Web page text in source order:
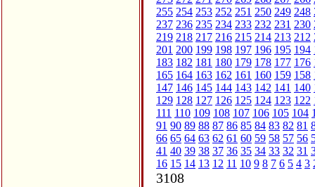
255 254 253 252 251 250 249 248
237 236 235 234 233 232 231 230
219 218 217 216 215 214 213 212
201 200 199 198 197 196 195 194
183 182 181 180 179 178 177 176
165 164 163 162 161 160 159 158
147 146 145 144 143 142 141 140
129 128 127 126 125 124 123 122
111 110 109 108 107 106 105 104
91 90 89 88 87 86 85 84 83 82 81
66 65 64 63 62 61 60 59 58 57 56
41 40 39 38 37 36 35 34 33 32 31
16 15 14 13 12 11 10 9 8 7 6 5 4 3
3108